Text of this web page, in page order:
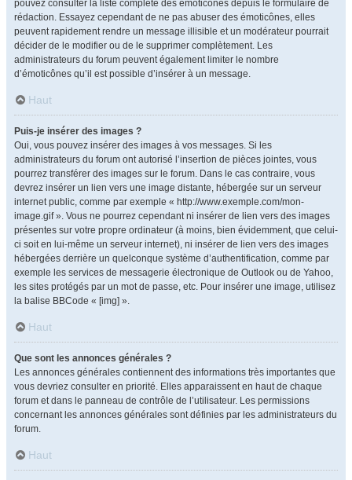
pouvez consulter la liste complète des émoticônes depuis le formulaire de
rédaction. Essayez cependant de ne pas abuser des émoticônes, elles
peuvent rapidement rendre un message illisible et un modérateur pourrait
décider de le modifier ou de le supprimer complètement. Les
administrateurs du forum peuvent également limiter le nombre
d’émoticônes qu’il est possible d’insérer à un message.
Haut
Puis-je insérer des images ?
Oui, vous pouvez insérer des images à vos messages. Si les
administrateurs du forum ont autorisé l’insertion de pièces jointes, vous
pourrez transférer des images sur le forum. Dans le cas contraire, vous
devrez insérer un lien vers une image distante, hébergée sur un serveur
internet public, comme par exemple « http://www.exemple.com/mon-
image.gif ». Vous ne pourrez cependant ni insérer de lien vers des images
présentes sur votre propre ordinateur (à moins, bien évidemment, que celui-
ci soit en lui-même un serveur internet), ni insérer de lien vers des images
hébergées derrière un quelconque système d’authentification, comme par
exemple les services de messagerie électronique de Outlook ou de Yahoo,
les sites protégés par un mot de passe, etc. Pour insérer une image, utilisez
la balise BBCode « [img] ».
Haut
Que sont les annonces générales ?
Les annonces générales contiennent des informations très importantes que
vous devriez consulter en priorité. Elles apparaissent en haut de chaque
forum et dans le panneau de contrôle de l’utilisateur. Les permissions
concernant les annonces générales sont définies par les administrateurs du
forum.
Haut